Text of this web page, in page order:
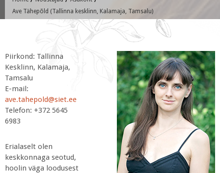
Ave Tähepõld (Tallinna kesklinn, Kalamaja, Tamsalu)
Piirkond: Tallinna
Kesklinn, Kalamaja,
Tamsalu
E-mail:
ave.tahepold@siet.ee
Telefon: +372 5645
6983
Erialaselt olen
keskkonnaga seotud,
hoolin väga loodusest